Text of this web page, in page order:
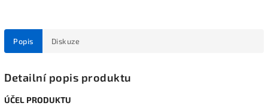
Popis Diskuze
Detailní popis produktu
ÚČEL PRODUKTU